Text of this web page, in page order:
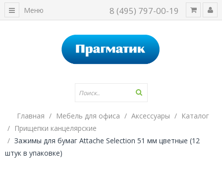
8 (495) 797-00-19
Меню
Главная Мебель для офиса Аксессуары
Каталог
Прищепки канцелярские
Зажимы для бумаг Attache Selection 51 мм цветные (12
штук в упаковке)